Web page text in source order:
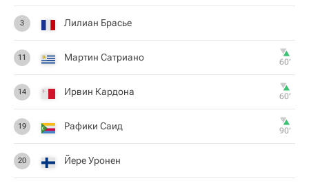
3 Лилиан Брасье
11 Мартин Сатриано 60‎’‎
14 Ирвин Кардона 60‎’‎
19 Рафики Саид 90‎’‎
20 Йере Уронен